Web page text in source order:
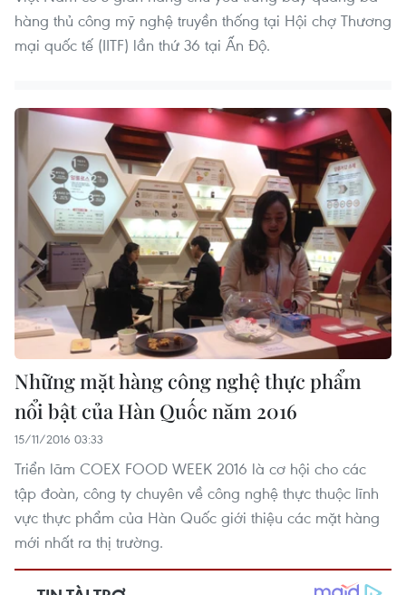
hàng thủ công mỹ nghệ truyền thống tại Hội chợ Thương
mại quốc tế (IITF) lần thứ 36 tại Ấn Độ.
Những mặt hàng công nghệ thực phẩm
nổi bật của Hàn Quốc năm 2016
15/11/2016 03:33
Triển lãm COEX FOOD WEEK 2016 là cơ hội cho các
tập đoàn, công ty chuyên về công nghệ thực thuộc lĩnh
vực thực phẩm của Hàn Quốc giới thiệu các mặt hàng
mới nhất ra thị trường.